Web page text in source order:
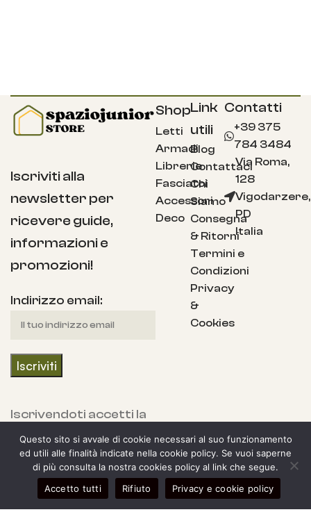
Iscriviti alla
newsletter per
ricevere guide,
informazioni e
promozioni!
Indirizzo email:
Iscrivendoti accetti la
nostra Informativa
sulla privacy e fornisci
il consenso a ricevere
aggiornamenti dalla
nostra azienda.
Shop
Letti
Armadi
Librerie
Fasciatoi
Accessori
Deco
Link
utili
Blog
Contattaci
Chi
Siamo
Consegna
& Ritorni
Termini e
Condizioni
Privacy
&
Cookies
Contatti
+39 375
784 3484
Via Roma,
128
Vigodarzere,
PD
Italia
laterale
Il mio account
0
Carrello
Questo sito si avvale di cookie necessari al suo funzionamento
ed utili alle finalità indicate nella cookie policy. Se vuoi saperne
di più consulta la nostra cookies policy al link che segue.
Accetto tutti
Rifiuto Privacy e cookie policy